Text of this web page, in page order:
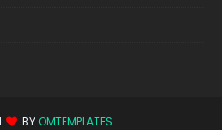
BY OMTEMPLATES